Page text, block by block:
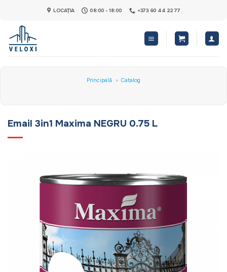
content
LOCAȚIA 08:00 - 18:00 +373 60 44 22 77
Principală » Catalog
Email 3in1 Maxima NEGRU 0.75 L